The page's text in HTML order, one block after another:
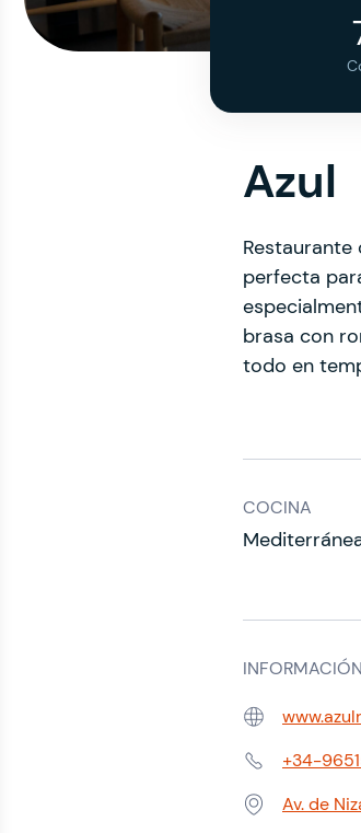
Azul
Restaurante
perfecta
brasa con
todo en
COCINA
INFORMACIÓN
Web:
Teléfono:
+34-
Dirección:
Av. de